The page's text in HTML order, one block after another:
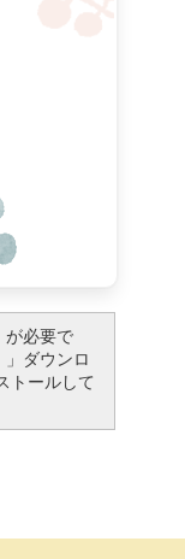
が必要で
ダウンロ
トールして